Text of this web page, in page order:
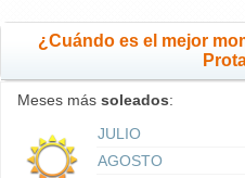
¿Cuándo es el mejor
Meses más soleados:
JULIO
AGOSTO